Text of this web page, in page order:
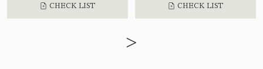
CHECK LIST CHECK LIST
>